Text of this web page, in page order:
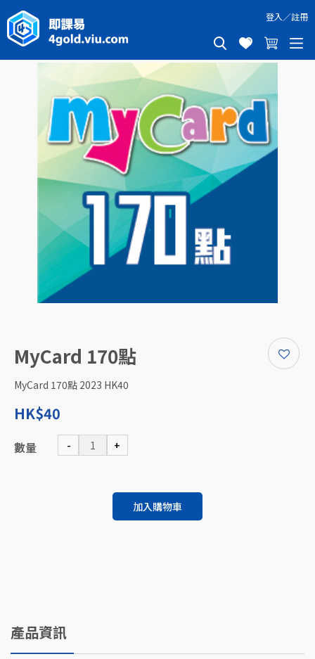
登入／註冊
MyCard 170點
MyCard 170點 2023 HK40
HK$40
數量 - +
加入購物車
產品資訊